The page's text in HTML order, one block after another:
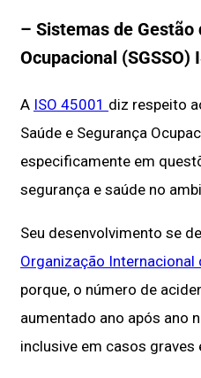
– Sistemas de Gestão
Ocupacional (SGSSO)
A ISO 45001 diz respeito
Saúde e Segurança
especificamente em
segurança e saúde no
Seu desenvolvimento se
Organização Internacional
porque, o número de
aumentado ano após ano
inclusive em casos graves